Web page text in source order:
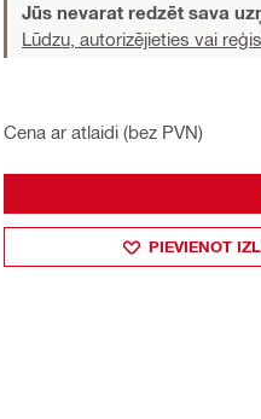
Jūs nevarat redzēt sava
Lūdzu, autorizējieties vai
Cena ar atlaidi (bez PVN)
PIEVIENOT